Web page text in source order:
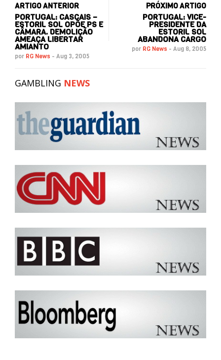
ARTIGO ANTERIOR
PORTUGAL: CASCAIS –
ESTORIL SOL OPÕE PS E
CÂMARA. DEMOLIÇÃO
AMEAÇA LIBERTAR
AMIANTO
por RG News - Aug 3, 2005
PRÓXIMO ARTIGO
PORTUGAL: VICE-
PRESIDENTE DA
ESTORIL SOL
ABANDONA CARGO
por RG News - Aug 8, 2005
GAMBLING NEWS